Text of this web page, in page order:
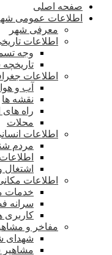
صفحه اصلی
اطلاعات عمومی
معرفی شهر
اطلاعات
وجه
اطلاعات
آب و هوا
نقشه ها
راه های
محلات
اطلاعات
مردم
اشتغال
اطلاعات
خدمات
سرانه
کاربری
مفاخر و
شهدای
مشاهیر